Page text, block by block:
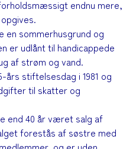
endnu mere,
en sommerhusgrund og
er udlånt til handicappede
af strøm og vand.
års stiftelsesdag i 1981 og
til skatter og
end 40 år været salg af
forestås af søstre med